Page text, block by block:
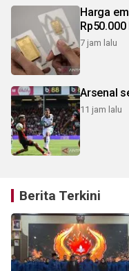
Harga
7 jam lalu
Arsenal
11 jam lalu
Berita Terkini